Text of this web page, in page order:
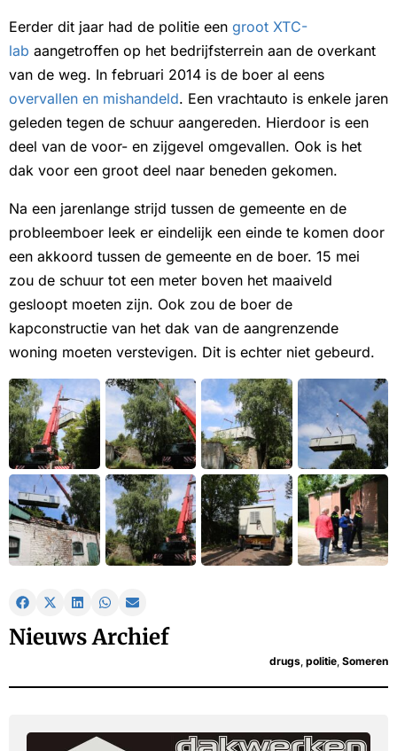
Eerder dit jaar had de politie een groot XTC-
lab aangetroffen op het bedrijfsterrein aan de overkant
van de weg. In februari 2014 is de boer al eens
overvallen en mishandeld. Een vrachtauto is enkele jaren
geleden tegen de schuur aangereden. Hierdoor is een
deel van de voor- en zijgevel omgevallen. Ook is het
dak voor een groot deel naar beneden gekomen.
Na een jarenlange strijd tussen de gemeente en de
probleemboer leek er eindelijk een einde te komen door
een akkoord tussen de gemeente en de boer. 15 mei
zou de schuur tot een meter boven het maaiveld
gesloopt moeten zijn. Ook zou de boer de
kapconstructie van het dak van de aangrenzende
woning moeten verstevigen. Dit is echter niet gebeurd.
Nieuws Archief
drugs politie Someren